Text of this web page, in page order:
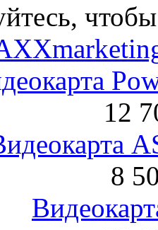
12
8